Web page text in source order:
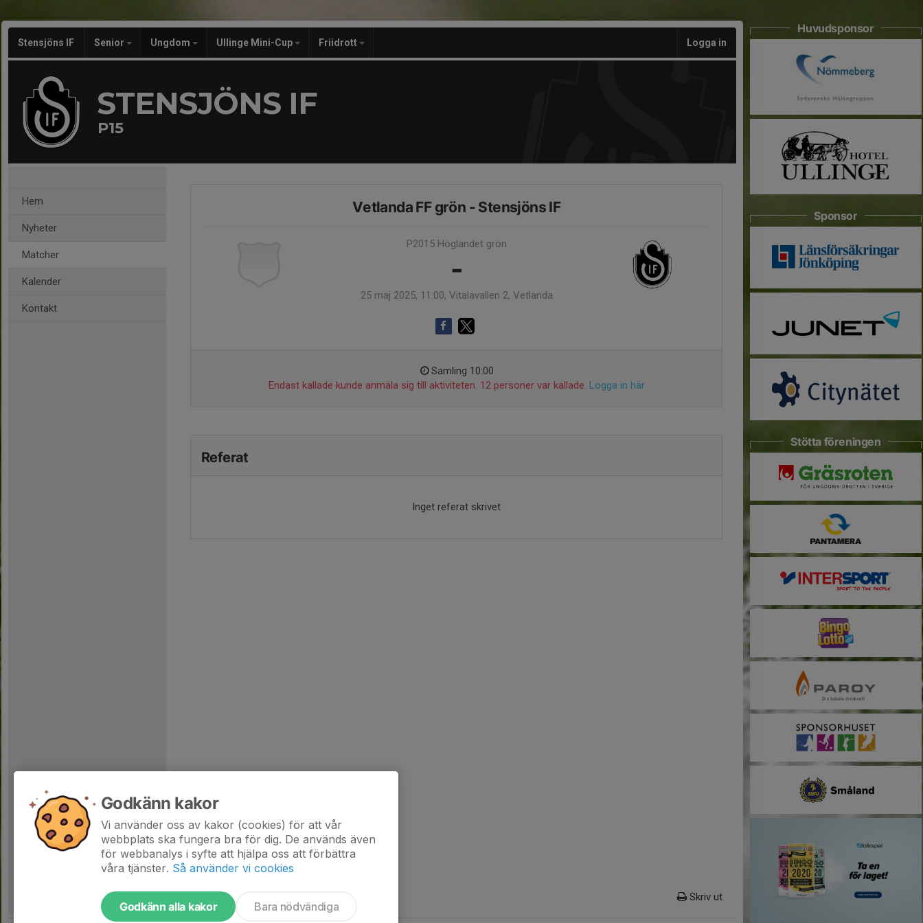
Stensjöns IF Senior Ungdom Ullinge Mini-Cup Friidrott Logga in
STENSJÖNS IF
P15
Hem
Nyheter
Matcher
Kalender
Kontakt
Vetlanda FF grön - Stensjöns IF
P2015 Höglandet grön
-
25 maj 2025, 11:00, Vitalavallen 2, Vetlanda
Samling 10:00
Endast kallade kunde anmäla sig till aktiviteten. 12 personer var kallade. Logga in här
Referat
Inget referat skrivet
Skriv ut
Huvudsponsor
Sponsor
Stötta föreningen
Godkänn kakor
Vi använder oss av kakor (cookies) för att vår
webbplats ska fungera bra för dig. De används även
för webbanalys i syfte att hjälpa oss att förbättra
våra tjänster. Så använder vi cookies
Godkänn alla kakor Bara nödvändiga